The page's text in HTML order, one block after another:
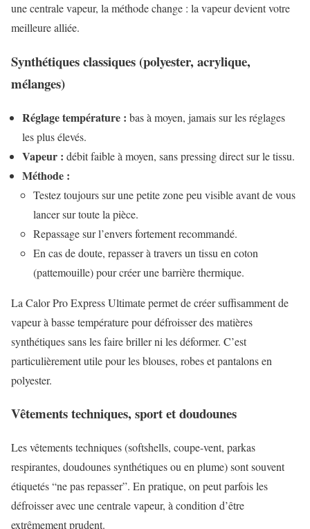
une centrale vapeur, la méthode change : la vapeur devient votre
meilleure alliée.
Synthétiques classiques (polyester, acrylique,
mélanges)
Réglage température : bas à moyen, jamais sur les réglages
les plus élevés.
Vapeur : débit faible à moyen, sans pressing direct sur le tissu.
Méthode :
Testez toujours sur une petite zone peu visible avant de vous
lancer sur toute la pièce.
Repassage sur l’envers fortement recommandé.
En cas de doute, repasser à travers un tissu en coton
(pattemouille) pour créer une barrière thermique.
La Calor Pro Express Ultimate permet de créer suffisamment de
vapeur à basse température pour défroisser des matières
synthétiques sans les faire briller ni les déformer. C’est
particulièrement utile pour les blouses, robes et pantalons en
polyester.
Vêtements techniques, sport et doudounes
Les vêtements techniques (softshells, coupe-vent, parkas
respirantes, doudounes synthétiques ou en plume) sont souvent
étiquetés “ne pas repasser”. En pratique, on peut parfois les
défroisser avec une centrale vapeur, à condition d’être
extrêmement prudent.